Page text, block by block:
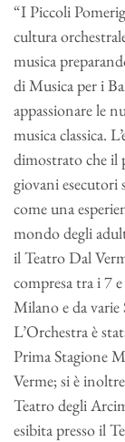
“I Piccoli
cultura
musica
di Musica per i
appassionare le
musica classica.
dimostrato che il
giovani esecutori
come una
mondo degli
il Teatro Dal
compresa tra i 7
Milano e da varie
L’Orchestra è
Prima Stagione
Verme; si è
Teatro degli
esibita presso il